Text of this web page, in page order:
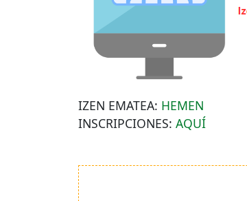
IZEN EMATEA: HEMEN
INSCRIPCIONES: AQUÍ